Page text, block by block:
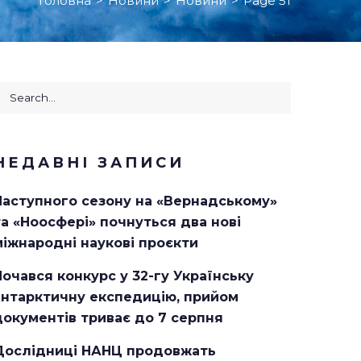
ЗАПИСИ
сезону на «Вернадському»
«Ноосфері» почнуться два нові
наукові проєкти
конкурс у 32-гу Українську
експедицію, прийом
триває до 7 серпня
НАНЦ продовжать